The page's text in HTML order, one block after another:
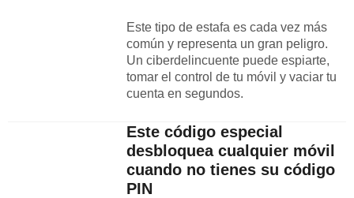
Este tipo de estafa es cada vez más
común y representa un gran peligro.
Un ciberdelincuente puede espiarte,
tomar el control de tu móvil y vaciar tu
cuenta en segundos.
Este código especial
desbloquea cualquier móvil
cuando no tienes su código
PIN